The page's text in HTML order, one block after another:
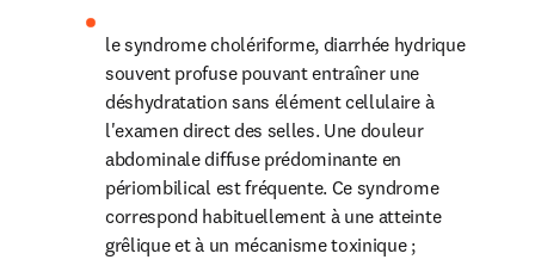
le syndrome cholériforme, diarrhée hydrique
souvent profuse pouvant entraîner une
déshydratation sans élément cellulaire à
l'examen direct des selles. Une douleur
abdominale diffuse prédominante en
périombilical est fréquente. Ce syndrome
correspond habituellement à une atteinte
grêlique et à un mécanisme toxinique ;